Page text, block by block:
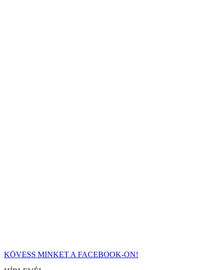
KÖVESS MINKET A FACEBOOK-ON!